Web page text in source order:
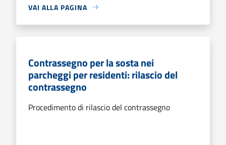
VAI ALLA PAGINA
Contrassegno per la sosta nei
parcheggi per residenti: rilascio del
contrassegno
Procedimento di rilascio del contrassegno